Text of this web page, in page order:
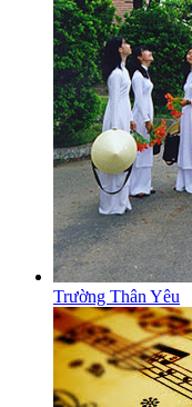
Trường Thân Yêu